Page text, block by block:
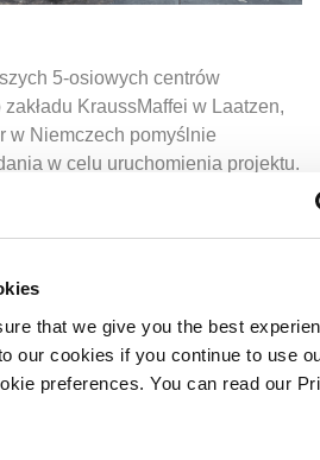
that we give you the best
our cookies if you continue to use
preferences. You can read our
5-osiowych centrów
KraussMaffei w Laatzen,
w Niemczech pomyślnie
w celu uruchomienia projektu.
prace nad projektem
maszyn, w tym odłączenie
i mechanicznych
z Hannower do Laatzen
po pomiarze